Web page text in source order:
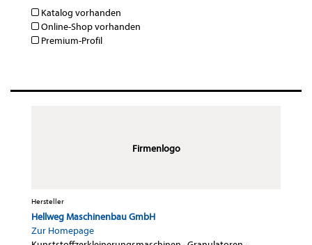
Katalog vorhanden
Online-Shop vorhanden
Premium-Profil
Firmenlogo
Hersteller
Hellweg Maschinenbau GmbH
Zur Homepage